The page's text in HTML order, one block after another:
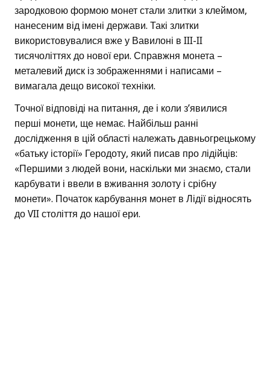
зародковою формою монет стали злитки з клеймом,
нанесеним від імені держави. Такі злитки
використовувалися вже у Вавилоні в III-II
тисячоліттях до нової ери. Справжня монета –
металевий диск із зображеннями і написами –
вимагала дещо високої техніки.
Точної відповіді на питання, де і коли з’явилися
перші монети, ще немає. Найбільш ранні
дослідження в цій області належать давньогрецькому
«батьку історії» Геродоту, який писав про лідійців:
«Першими з людей вони, наскільки ми знаємо, стали
карбувати і ввели в вживання золоту і срібну
монети». Початок карбування монет в Лідії відносять
до VII століття до нашої ери.